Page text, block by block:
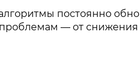
постоянно
— от